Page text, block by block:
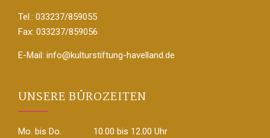
Tel.: 033237/859055
Fax: 033237/859056
E-Mail: info@kulturstiftung-havelland.de
UNSERE BÜROZEITEN
Mo. bis Do.
10.00 bis 12.00 Uhr